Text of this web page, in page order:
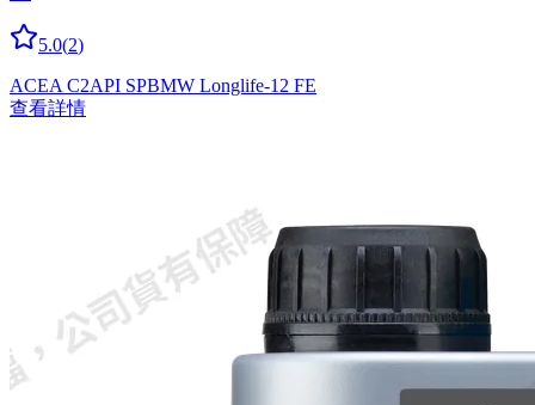
5.0(2)
ACEA C2API SPBMW Longlife-12 FE
查看詳情